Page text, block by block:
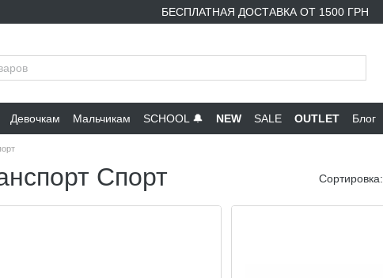
БЕСПЛАТНАЯ ДОСТАВКА ОТ 1500 ГРН
Девочкам Мальчикам SCHOOL 🔔 NEW SALE OUTLET Блог
Спорт Сортировка: